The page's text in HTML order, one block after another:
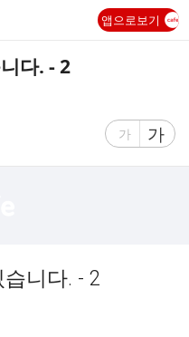
앱으로보기
다. - 2
글
가
글
자
가
습니다. - 2